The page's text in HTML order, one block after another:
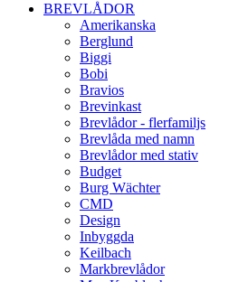
BREVLÅDOR
Amerikanska
Berglund
Biggi
Bobi
Bravios
Brevinkast
Brevlådor - flerfamiljs
Brevlåda med namn
Brevlådor med stativ
Budget
Burg Wächter
CMD
Design
Inbyggda
Keilbach
Markbrevlådor